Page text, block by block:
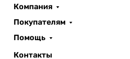
Компания
Покупателям
Помощь
Контакты